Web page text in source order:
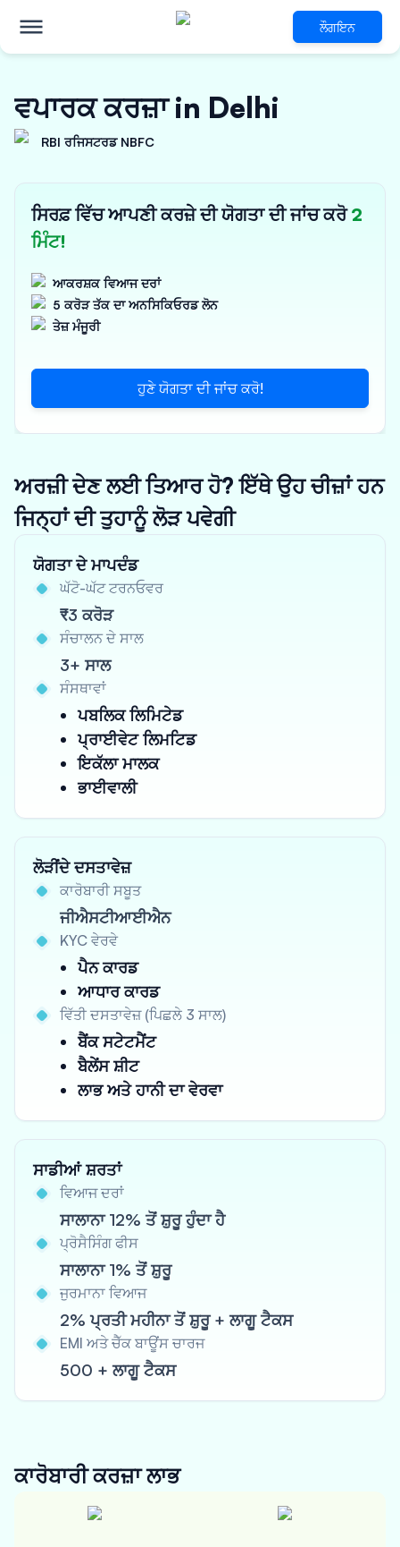
ਲੌਗਇਨ
ਵਪਾਰਕ ਕਰਜ਼ਾ in Delhi
RBI ਰਜਿਸਟਰਡ NBFC
ਸਿਰਫ਼ ਵਿੱਚ ਆਪਣੀ ਕਰਜ਼ੇ ਦੀ ਯੋਗਤਾ ਦੀ ਜਾਂਚ ਕਰੋ2
ਮਿੰਟ!
ਆਕਰਸ਼ਕ ਵਿਆਜ ਦਰਾਂ
5 ਕਰੋੜ ਤੱਕ ਦਾ ਅਨਸਿਕਿਓਰਡ ਲੋਨ
ਤੇਜ਼ ਮੰਜੂਰੀ
ਹੁਣੇ ਯੋਗਤਾ ਦੀ ਜਾਂਚ ਕਰੋ!
ਅਰਜ਼ੀ ਦੇਣ ਲਈ ਤਿਆਰ ਹੋ? ਇੱਥੇ ਉਹ ਚੀਜ਼ਾਂ ਹਨ
ਜਿਨ੍ਹਾਂ ਦੀ ਤੁਹਾਨੂੰ ਲੋੜ ਪਵੇਗੀ
ਯੋਗਤਾ ਦੇ ਮਾਪਦੰਡ
ਘੱਟੋ-ਘੱਟ ਟਰਨਓਵਰ
₹3 ਕਰੋੜ
ਸੰਚਾਲਨ ਦੇ ਸਾਲ
3+ ਸਾਲ
ਸੰਸਥਾਵਾਂ
ਪਬਲਿਕ ਲਿਮਿਟੇਡ
ਪ੍ਰਾਈਵੇਟ ਲਿਮਟਿਡ
ਇਕੱਲਾ ਮਾਲਕ
ਭਾਈਵਾਲੀ
ਲੋੜੀਂਦੇ ਦਸਤਾਵੇਜ਼
ਕਾਰੋਬਾਰੀ ਸਬੂਤ
ਜੀਐਸਟੀਆਈਐਨ
KYC ਵੇਰਵੇ
ਪੈਨ ਕਾਰਡ
ਆਧਾਰ ਕਾਰਡ
ਵਿੱਤੀ ਦਸਤਾਵੇਜ਼ (ਪਿਛਲੇ 3 ਸਾਲ)
ਬੈਂਕ ਸਟੇਟਮੈਂਟ
ਬੈਲੇਂਸ ਸ਼ੀਟ
ਲਾਭ ਅਤੇ ਹਾਨੀ ਦਾ ਵੇਰਵਾ
ਸਾਡੀਆਂ ਸ਼ਰਤਾਂ
ਵਿਆਜ ਦਰਾਂ
ਸਾਲਾਨਾ 12% ਤੋਂ ਸ਼ੁਰੂ ਹੁੰਦਾ ਹੈ
ਪ੍ਰੋਸੈਸਿੰਗ ਫੀਸ
ਸਾਲਾਨਾ 1% ਤੋਂ ਸ਼ੁਰੂ
ਜੁਰਮਾਨਾ ਵਿਆਜ
2% ਪ੍ਰਤੀ ਮਹੀਨਾ ਤੋਂ ਸ਼ੁਰੂ + ਲਾਗੂ ਟੈਕਸ
EMI ਅਤੇ ਚੈੱਕ ਬਾਊਂਸ ਚਾਰਜ
500 + ਲਾਗੂ ਟੈਕਸ
ਕਾਰੋਬਾਰੀ ਕਰਜ਼ਾਲਾਭ